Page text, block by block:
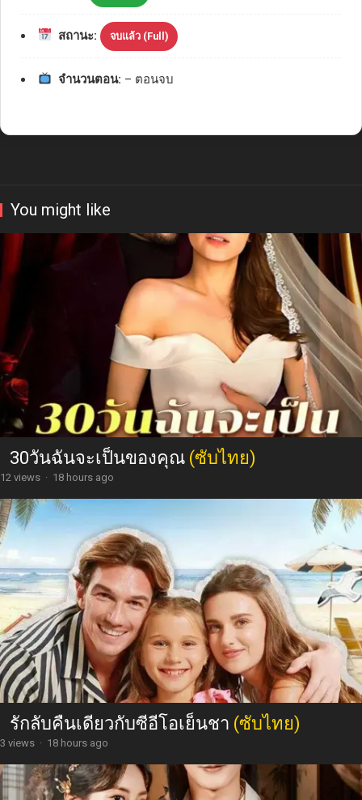
สถานะ: จบแล้ว (Full)
จำนวนตอน: – ตอนจบ
You might like
30วันฉันจะเป็นของคุณ (ซับไทย)
12 views · 18 hours ago
รักลับคืนเดียวกับซีอีโอเย็นชา (ซับไทย)
3 views · 18 hours ago